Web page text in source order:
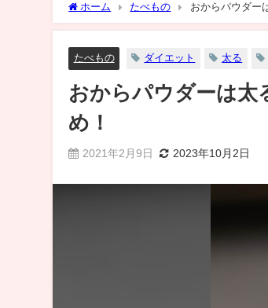
ホーム たべもの おからパウダー
たべもの ダイエット 太る
おからパウダーは太
め！
2021年2月9日 2023年10月2日